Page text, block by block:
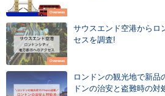
Overseas
Overseas
サウスエンド空港からロ
セスを調査!
ロンドンの観光地で新品
ドンの治安と盗難時の対